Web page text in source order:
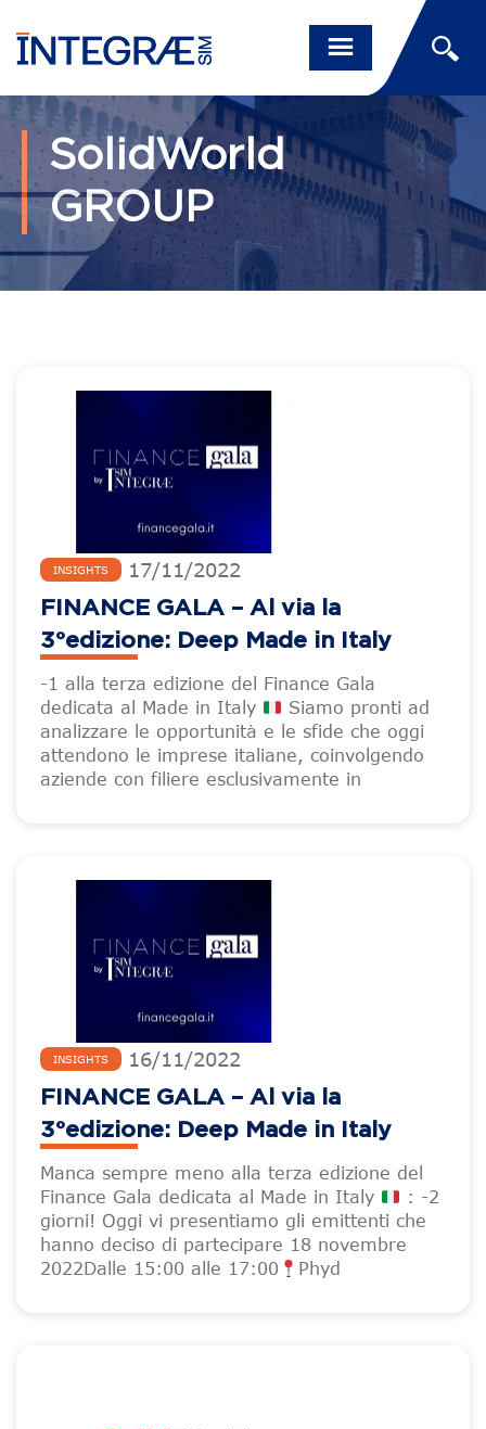
SolidWorld
GROUP
INSIGHTS 17/11/2022
FINANCE GALA – Al via la
3°edizione: Deep Made in Italy
-1 alla terza edizione del Finance Gala
dedicata al Made in Italy
Siamo pronti ad
analizzare le opportunità e le sfide che oggi
attendono le imprese italiane, coinvolgendo
aziende con filiere esclusivamente in
INSIGHTS 16/11/2022
FINANCE GALA – Al via la
3°edizione: Deep Made in Italy
Manca sempre meno alla terza edizione del
Finance Gala dedicata al Made in Italy
: -2
giorni! Oggi vi presentiamo gli emittenti che
hanno deciso di partecipare 18 novembre
2022Dalle 15:00 alle 17:00
Phyd